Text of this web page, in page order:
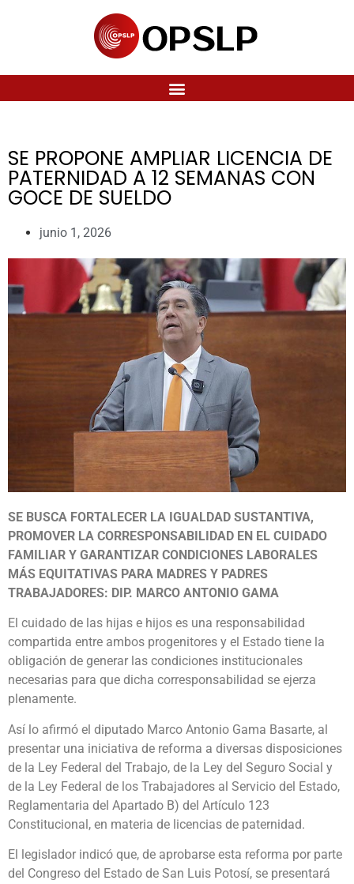
SE PROPONE AMPLIAR LICENCIA DE
PATERNIDAD A 12 SEMANAS CON
GOCE DE SUELDO
junio 1, 2026
SE BUSCA FORTALECER LA IGUALDAD SUSTANTIVA,
PROMOVER LA CORRESPONSABILIDAD EN EL CUIDADO
FAMILIAR Y GARANTIZAR CONDICIONES LABORALES
MÁS EQUITATIVAS PARA MADRES Y PADRES
TRABAJADORES: DIP. MARCO ANTONIO GAMA
El cuidado de las hijas e hijos es una responsabilidad
compartida entre ambos progenitores y el Estado tiene la
obligación de generar las condiciones institucionales
necesarias para que dicha corresponsabilidad se ejerza
plenamente.
Así lo afirmó el diputado Marco Antonio Gama Basarte, al
presentar una iniciativa de reforma a diversas disposiciones
de la Ley Federal del Trabajo, de la Ley del Seguro Social y
de la Ley Federal de los Trabajadores al Servicio del Estado,
Reglamentaria del Apartado B) del Artículo 123
Constitucional, en materia de licencias de paternidad.
El legislador indicó que, de aprobarse esta reforma por parte
del Congreso del Estado de San Luis Potosí, se presentará